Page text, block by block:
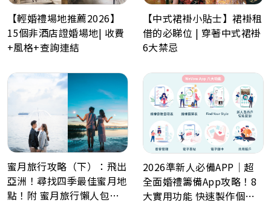
【輕婚禮場地推薦2026】
15個非酒店證婚場地| 收費
+風格+查詢連結
【中式裙褂小貼士】裙褂租
借的必睇位 | 穿著中式裙褂
6大禁忌
蜜月旅行攻略（下）：飛出
亞洲！尋找四季最佳蜜月地
點！附 蜜月旅行懶人包、
2026準新人必備APP｜超
全面婚禮籌備App攻略！8
大實用功能 快速製作個人